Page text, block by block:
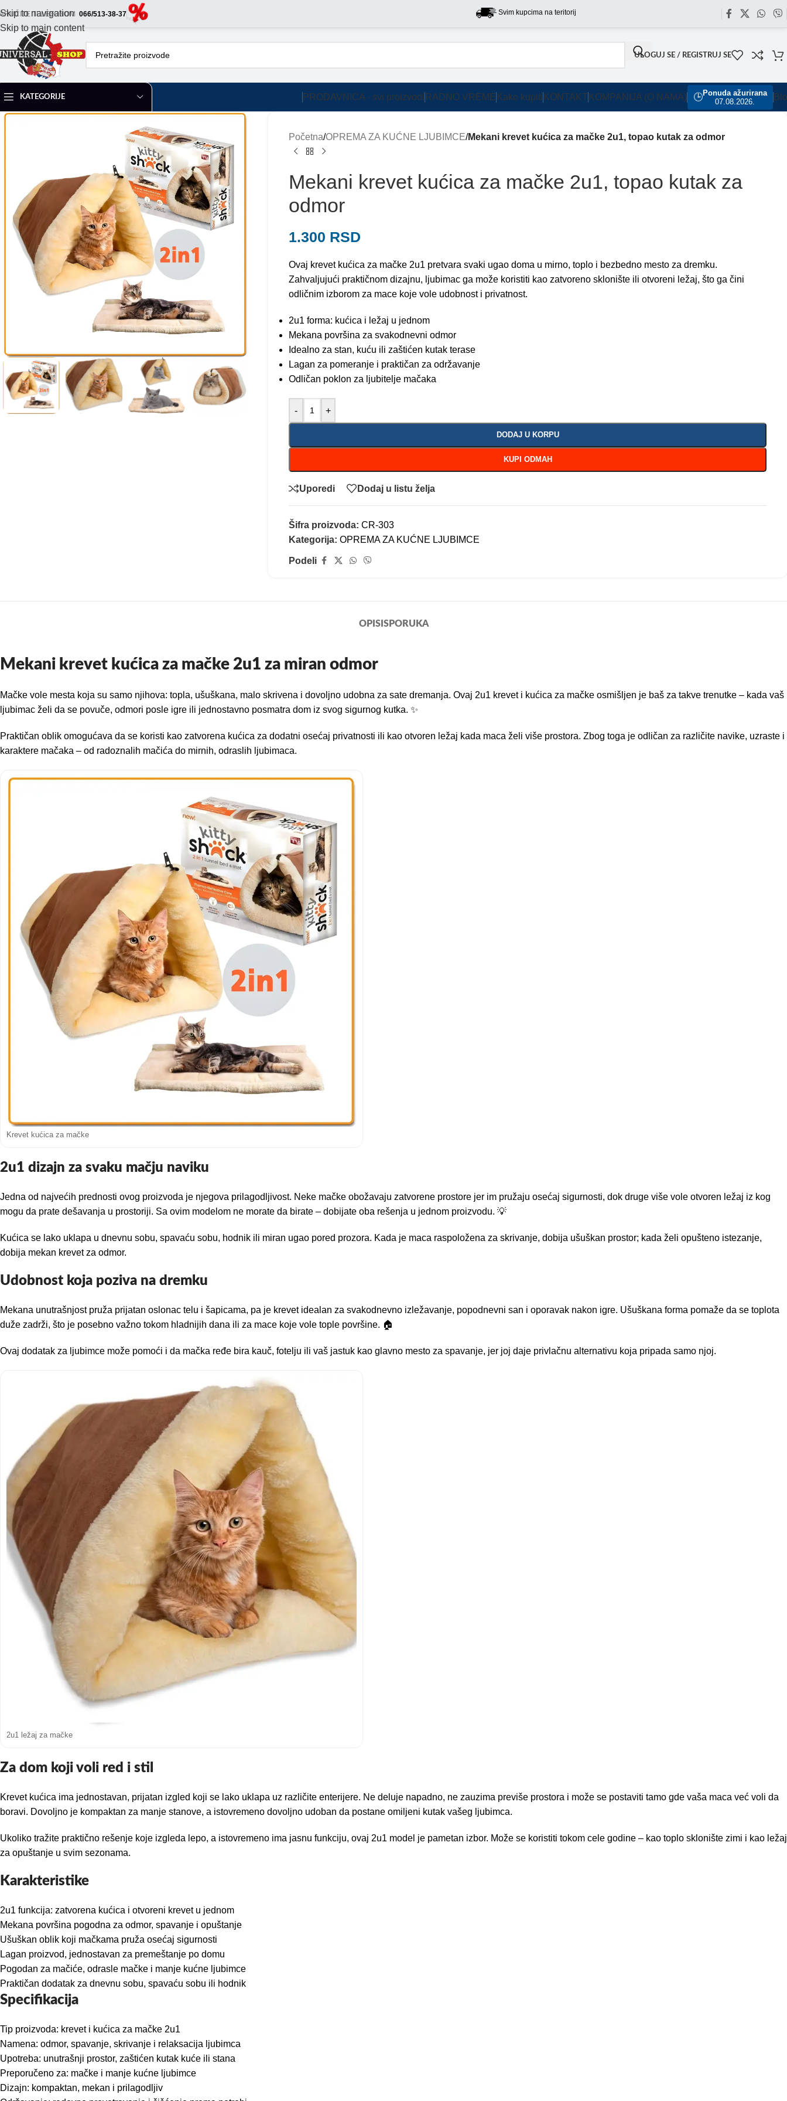
Skip to navigation
Skip to main content
TELEFONOM 066/513-38-37 Svim kupcima na teritoriji Srbije omogućili smo besplatnu dostavu za sve porudžbine sa našeg
ULOGUJ SE / REGISTRUJ SE
KATEGORIJE PRODAVNICA - svi proizvodi RADNO VREME Kako kupiti KONTAKT KOMPANIJA (O NAMA) 🕒Ponuda ažurirana
07.08.2026.
Početna/OPREMA ZA KUĆNE LJUBIMCE/Mekani krevet kućica za mačke 2u1, topao kutak za odmor
Mekani krevet kućica za mačke 2u1, topao kutak za
odmor
1.300 RSD
Ovaj krevet kućica za mačke 2u1 pretvara svaki ugao doma u mirno, toplo i bezbedno mesto za dremku.
Zahvaljujući praktičnom dizajnu, ljubimac ga može koristiti kao zatvoreno sklonište ili otvoreni ležaj, što ga čini
odličnim izborom za mace koje vole udobnost i privatnost.
2u1 forma: kućica i ležaj u jednom
Mekana površina za svakodnevni odmor
Idealno za stan, kuću ili zaštićen kutak terase
Lagan za pomeranje i praktičan za održavanje
Odličan poklon za ljubitelje mačaka
- +
DODAJ U KORPU
KUPI ODMAH
Uporedi Dodaj u listu želja
Šifra proizvoda: CR-303
Kategorija: OPREMA ZA KUĆNE LJUBIMCE
Podeli
OPISISPORUKA
Mekani krevet kućica za mačke 2u1 za miran odmor
Mačke vole mesta koja su samo njihova: topla, ušuškana, malo skrivena i dovoljno udobna za sate dremanja. Ovaj 2u1 krevet i kućica za mačke osmišljen je baš za takve trenutke – kada vaš
ljubimac želi da se povuče, odmori posle igre ili jednostavno posmatra dom iz svog sigurnog kutka. ✨
Praktičan oblik omogućava da se koristi kao zatvorena kućica za dodatni osećaj privatnosti ili kao otvoren ležaj kada maca želi više prostora. Zbog toga je odličan za različite navike, uzraste i
karaktere mačaka – od radoznalih mačića do mirnih, odraslih ljubimaca.
Krevet kućica za mačke
2u1 dizajn za svaku mačju naviku
Jedna od najvećih prednosti ovog proizvoda je njegova prilagodljivost. Neke mačke obožavaju zatvorene prostore jer im pružaju osećaj sigurnosti, dok druge više vole otvoren ležaj iz kog
mogu da prate dešavanja u prostoriji. Sa ovim modelom ne morate da birate – dobijate oba rešenja u jednom proizvodu. 💡
Kućica se lako uklapa u dnevnu sobu, spavaću sobu, hodnik ili miran ugao pored prozora. Kada je maca raspoložena za skrivanje, dobija ušuškan prostor; kada želi opušteno istezanje,
dobija mekan krevet za odmor.
Udobnost koja poziva na dremku
Mekana unutrašnjost pruža prijatan oslonac telu i šapicama, pa je krevet idealan za svakodnevno izležavanje, popodnevni san i oporavak nakon igre. Ušuškana forma pomaže da se toplota
duže zadrži, što je posebno važno tokom hladnijih dana ili za mace koje vole tople površine. 🏠
Ovaj dodatak za ljubimce može pomoći i da mačka ređe bira kauč, fotelju ili vaš jastuk kao glavno mesto za spavanje, jer joj daje privlačnu alternativu koja pripada samo njoj.
2u1 ležaj za mačke
Za dom koji voli red i stil
Krevet kućica ima jednostavan, prijatan izgled koji se lako uklapa uz različite enterijere. Ne deluje napadno, ne zauzima previše prostora i može se postaviti tamo gde vaša maca već voli da
boravi. Dovoljno je kompaktan za manje stanove, a istovremeno dovoljno udoban da postane omiljeni kutak vašeg ljubimca.
Ukoliko tražite praktično rešenje koje izgleda lepo, a istovremeno ima jasnu funkciju, ovaj 2u1 model je pametan izbor. Može se koristiti tokom cele godine – kao toplo sklonište zimi i kao ležaj
za opuštanje u svim sezonama.
Karakteristike
2u1 funkcija: zatvorena kućica i otvoreni krevet u jednom
Mekana površina pogodna za odmor, spavanje i opuštanje
Ušuškan oblik koji mačkama pruža osećaj sigurnosti
Lagan proizvod, jednostavan za premeštanje po domu
Pogodan za mačiće, odrasle mačke i manje kućne ljubimce
Praktičan dodatak za dnevnu sobu, spavaću sobu ili hodnik
Specifikacija
Tip proizvoda: krevet i kućica za mačke 2u1
Namena: odmor, spavanje, skrivanje i relaksacija ljubimca
Upotreba: unutrašnji prostor, zaštićen kutak kuće ili stana
Preporučeno za: mačke i manje kućne ljubimce
Dizajn: kompaktan, mekan i prilagodljiv